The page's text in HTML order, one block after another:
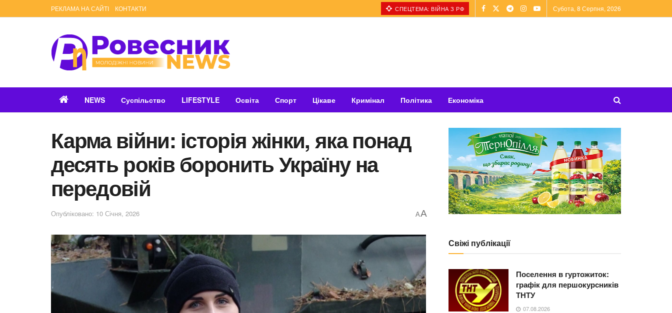
РЕКЛАМА НА САЙТІ КОНТАКТИ СПЕЦТЕМА: ВІЙНА З РФ Субота, 8 Серпня, 2026
NEWS Суспільство LIFESTYLE Освіта Спорт Цікаве Кримінал Політика Економіка
Карма війни: історія жінки, яка понад
десять років боронить Україну на
передовій
Опубліковано: 10 Січня, 2026 AA
Свіжі публікації
Поселення в гуртожиток:
графік для першокурсників
ТНТУ
07.08.2026